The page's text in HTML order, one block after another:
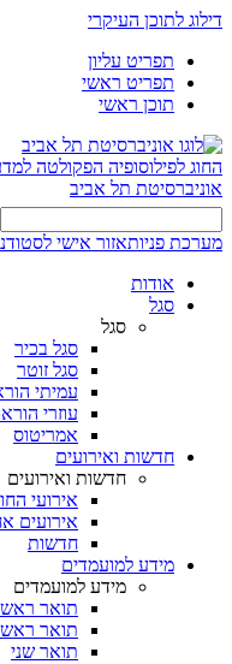
דילוג לתוכן העיקרי
תפריט עליון
תפריט ראשי
תוכן ראשי
החוג לפילוסופיה הפקולטה
אוניברסיטת תל אביב
מערכת פניותאזור אישי
אודות
סגל
סגל
סגל בכיר
סגל זוטר
עמיתי
עוזרי
אמריטוס
חדשות ואירועים
חדשות ואירועים
אירועי
אירועים
חדשות
מידע למועמדים
מידע למועמדים
תואר
תואר
תואר שני